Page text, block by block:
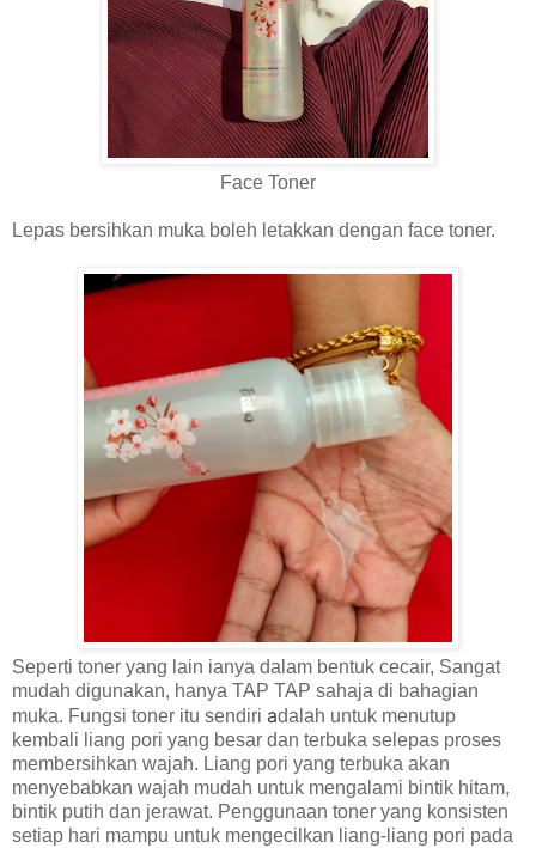
Face Toner
Lepas bersihkan muka boleh letakkan dengan face toner.
Seperti toner yang lain ianya dalam bentuk cecair, Sangat
mudah digunakan, hanya TAP TAP sahaja di bahagian
muka. Fungsi toner itu sendiri adalah untuk menutup
kembali liang pori yang besar dan terbuka selepas proses
membersihkan wajah. Liang pori yang terbuka akan
menyebabkan wajah mudah untuk mengalami bintik hitam,
bintik putih dan jerawat. Penggunaan toner yang konsisten
setiap hari mampu untuk mengecilkan liang-liang pori pada